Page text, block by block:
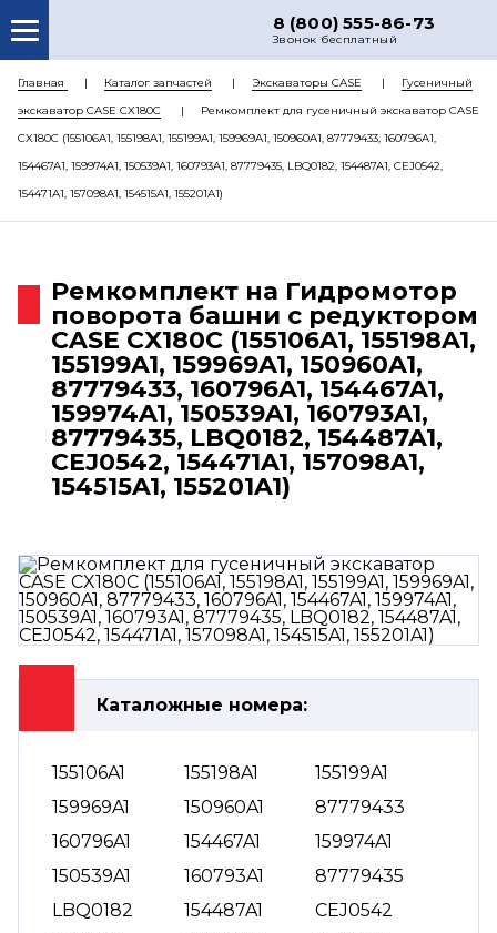
8 (800) 555-86-73
Звонок бесплатный
О НАС
КАТАЛОГ ЗАПЧАСТЕЙ
РЕМОНТ
ДОСТАВКА
КОНТАКТЫ
Главная Каталог запчастей Экскаваторы CASE
Гусеничный
экскаватор CASE CX180C
Ремкомплект для гусеничный экскаватор CASE
CX180C (155106A1, 155198A1, 155199A1, 159969A1, 150960A1, 87779433, 160796A1,
154467A1, 159974A1, 150539A1, 160793A1, 87779435, LBQ0182, 154487A1, CEJ0542,
154471A1, 157098A1, 154515A1, 155201A1)
Ремкомплект на Гидромотор
поворота башни с редуктором
CASE CX180C (155106A1, 155198A1,
155199A1, 159969A1, 150960A1,
87779433, 160796A1, 154467A1,
159974A1, 150539A1, 160793A1,
87779435, LBQ0182, 154487A1,
CEJ0542, 154471A1, 157098A1,
154515A1, 155201A1)
Каталожные номера:
155106A1 155198A1
155199A1
159969A1
150960A1
87779433
160796A1
154467A1
159974A1
150539A1
160793A1
87779435
LBQ0182
154487A1
CEJ0542